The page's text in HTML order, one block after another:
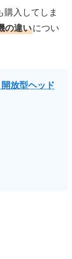
購入してしま
の違いについ
放型ヘッド